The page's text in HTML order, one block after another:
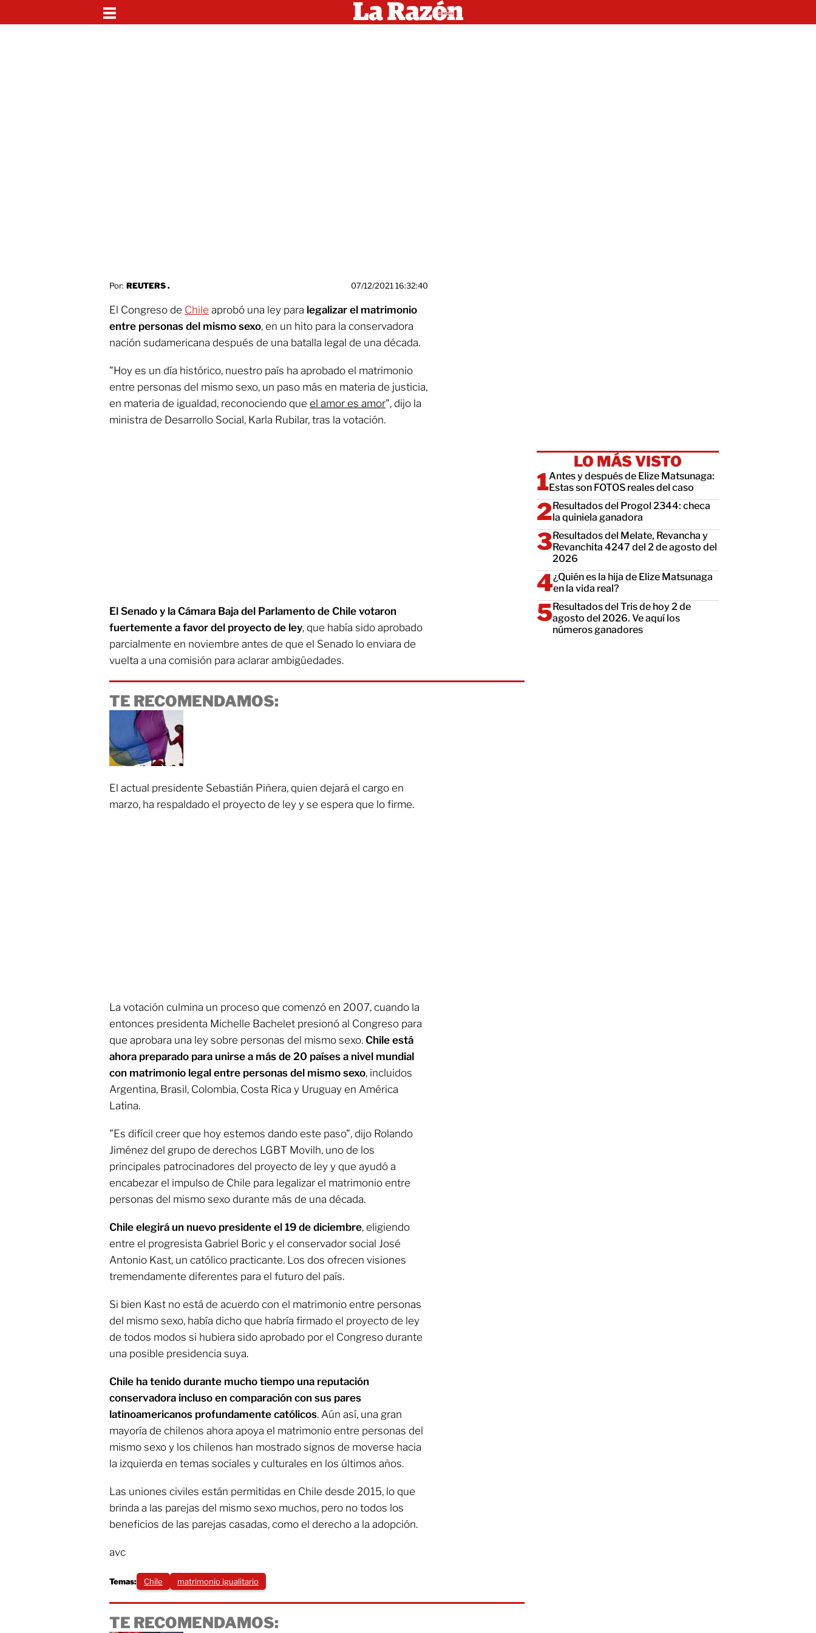
Por: REUTERS . 07/12/2021 16:32:40
El Congreso de Chile aprobó una ley para legalizar el matrimonio
entre personas del mismo sexo, en un hito para la conservadora
nación sudamericana después de una batalla legal de una década.
"Hoy es un día histórico, nuestro país ha aprobado el matrimonio
entre personas del mismo sexo, un paso más en materia de justicia,
en materia de igualdad, reconociendo que el amor es amor", dijo la
ministra de Desarrollo Social, Karla Rubilar, tras la votación.
El Senado y la Cámara Baja del Parlamento de Chile votaron
fuertemente a favor del proyecto de ley, que había sido aprobado
parcialmente en noviembre antes de que el Senado lo enviara de
vuelta a una comisión para aclarar ambigüedades.
TE RECOMENDAMOS:
El actual presidente Sebastián Piñera, quien dejará el cargo en
marzo, ha respaldado el proyecto de ley y se espera que lo firme.
La votación culmina un proceso que comenzó en 2007, cuando la
entonces presidenta Michelle Bachelet presionó al Congreso para
que aprobara una ley sobre personas del mismo sexo. Chile está
ahora preparado para unirse a más de 20 países a nivel mundial
con matrimonio legal entre personas del mismo sexo, incluidos
Argentina, Brasil, Colombia, Costa Rica y Uruguay en América
Latina.
"Es difícil creer que hoy estemos dando este paso", dijo Rolando
Jiménez del grupo de derechos LGBT Movilh, uno de los
principales patrocinadores del proyecto de ley y que ayudó a
encabezar el impulso de Chile para legalizar el matrimonio entre
personas del mismo sexo durante más de una década.
Chile elegirá un nuevo presidente el 19 de diciembre, eligiendo
entre el progresista Gabriel Boric y el conservador social José
Antonio Kast, un católico practicante. Los dos ofrecen visiones
tremendamente diferentes para el futuro del país.
Si bien Kast no está de acuerdo con el matrimonio entre personas
del mismo sexo, había dicho que habría firmado el proyecto de ley
de todos modos si hubiera sido aprobado por el Congreso durante
una posible presidencia suya.
Chile ha tenido durante mucho tiempo una reputación
conservadora incluso en comparación con sus pares
latinoamericanos profundamente católicos. Aún así, una gran
mayoría de chilenos ahora apoya el matrimonio entre personas del
mismo sexo y los chilenos han mostrado signos de moverse hacia
la izquierda en temas sociales y culturales en los últimos años.
Las uniones civiles están permitidas en Chile desde 2015, lo que
brinda a las parejas del mismo sexo muchos, pero no todos los
beneficios de las parejas casadas, como el derecho a la adopción.
avc
Temas: Chile matrimonio igualitario
TE RECOMENDAMOS:
LO MÁS VISTO
Antes y después de Elize Matsunaga:
Estas son FOTOS reales del caso
Resultados del Progol 2344: checa
la quiniela ganadora
Resultados del Melate, Revancha y
Revanchita 4247 del 2 de agosto del
2026
¿Quién es la hija de Elize Matsunaga
en la vida real?
Resultados del Tris de hoy 2 de
agosto del 2026. Ve aquí los
números ganadores